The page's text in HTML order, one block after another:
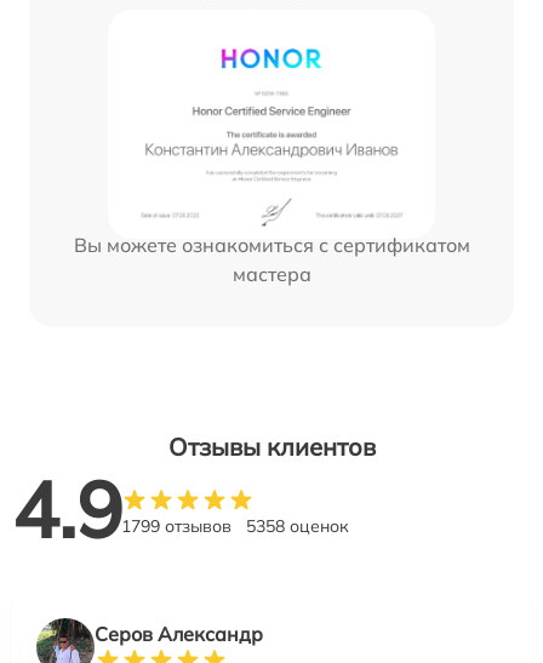
Вы можете ознакомиться с сертификатом
мастера
Отзывы клиентов
4.91799 отзывов 5358 оценок
Серов Александр